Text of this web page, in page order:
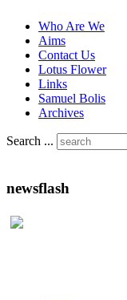
Who Are We
Aims
Contact Us
Lotus Flower
Links
Samuel Bolis
Archives
Search ...
newsflash